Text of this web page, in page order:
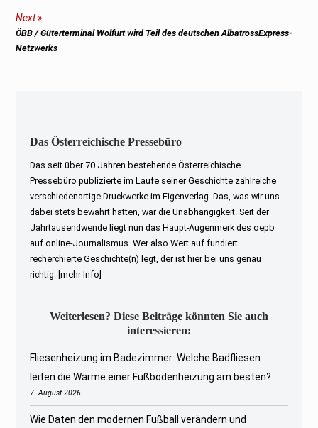
Next
Next
post:
ÖBB / Güterterminal Wolfurt wird Teil des deutschen AlbatrossExpress-
Netzwerks
Das Österreichische Pressebüro
Das seit über 70 Jahren bestehende Österreichische
Pressebüro publizierte im Laufe seiner Geschichte zahlreiche
verschiedenartige Druckwerke im Eigenverlag. Das, was wir uns
dabei stets bewahrt hatten, war die Unabhängigkeit. Seit der
Jahrtausendwende liegt nun das Haupt-Augenmerk des oepb
auf online-Journalismus. Wer also Wert auf fundiert
recherchierte Geschichte(n) legt, der ist hier bei uns genau
richtig.
[mehr Info]
Weiterlesen? Diese Beiträge könnten Sie auch
interessieren:
Fliesenheizung im Badezimmer: Welche Badfliesen
leiten die Wärme einer Fußbodenheizung am besten?
7. August 2026
Wie Daten den modernen Fußball verändern und